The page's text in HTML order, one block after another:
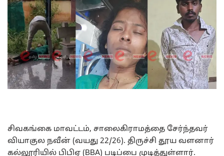
சிவகங்கை மாவட்டம், சாலைகிராமத்தை சேர்ந்தவர்
வியாகுல நவீன் (வயது 22/26). திருச்சி தூய வளனார்
கல்லூரியில் பிபிஏ (BBA) படிப்பை முடித்துள்ளார்.